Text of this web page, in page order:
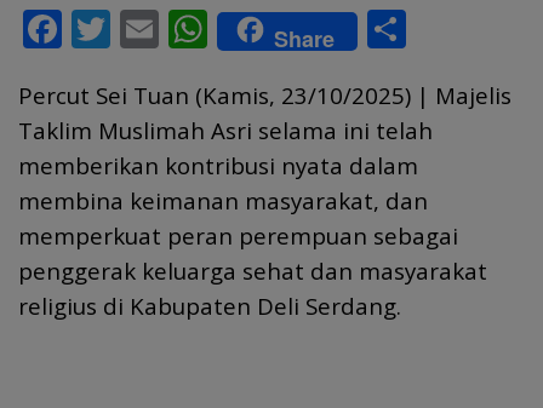
F
e
b
o
o
k
T
itt
er
E
ai
l
W
h
at
s
A
p
p
Share
ar
e
Percut Sei Tuan (Kamis, 23/10/2025) | Majelis
Taklim Muslimah Asri selama ini telah
memberikan kontribusi nyata dalam
membina keimanan masyarakat, dan
memperkuat peran perempuan sebagai
penggerak keluarga sehat dan masyarakat
religius di Kabupaten Deli Serdang.